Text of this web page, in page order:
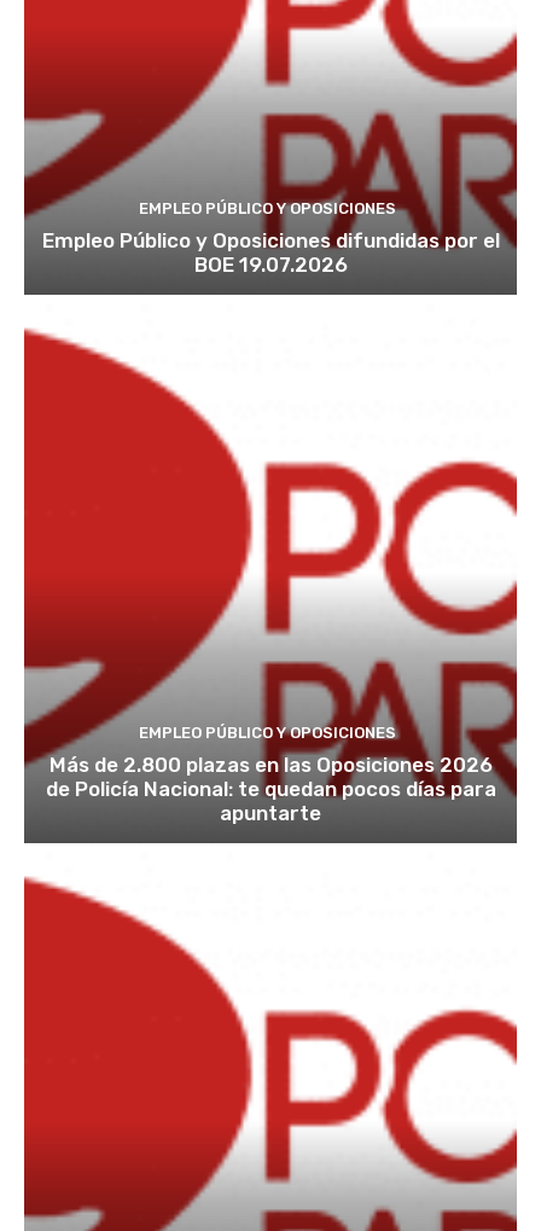
EMPLEO PÚBLICO Y OPOSICIONES
Empleo Público y Oposiciones difundidas por el
BOE 19.07.2026
EMPLEO PÚBLICO Y OPOSICIONES
Más de 2.800 plazas en las Oposiciones 2026
de Policía Nacional: te quedan pocos días para
apuntarte